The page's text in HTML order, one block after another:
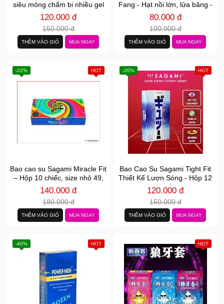
siêu mỏng chấm bi nhiều gel
hộp 12 cái
120.000 đ
150.000 đ
THÊM VÀO GIỎ MUA NGAY
Fang - Hạt nồi lớn, lửa băng -
Hộp 10 cái
80.000 đ
100.000 đ
THÊM VÀO GIỎ MUA NGAY
HOT
-22%
Bao cao su Sagami Miracle Fit
– Hộp 10 chiếc, size nhỏ 49,
ôm khít tăng kích thích
140.000 đ
180.000 đ
THÊM VÀO GIỎ MUA NGAY
HOT
-20%
Bao Cao Su Sagami Tight Fit
Thiết Kế Lượn Sóng - Hộp 12
Chiếc
120.000 đ
150.000 đ
THÊM VÀO GIỎ MUA NGAY
HOT
-40% HOT